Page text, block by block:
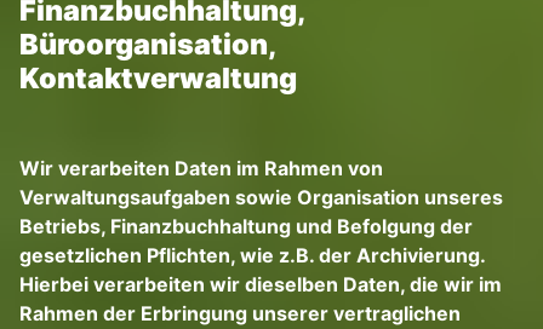
Finanzbuchhaltung,
Büroorganisation,
Kontaktverwaltung
Wir verarbeiten Daten im Rahmen von
Verwaltungsaufgaben sowie Organisation unseres
Betriebs, Finanzbuchhaltung und Befolgung der
gesetzlichen Pflichten, wie z.B. der Archivierung.
Hierbei verarbeiten wir dieselben Daten, die wir im
Rahmen der Erbringung unserer vertraglichen